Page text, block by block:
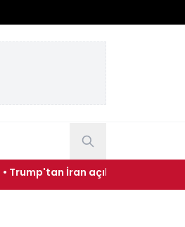
İran açıklaması: 'Savaş çok